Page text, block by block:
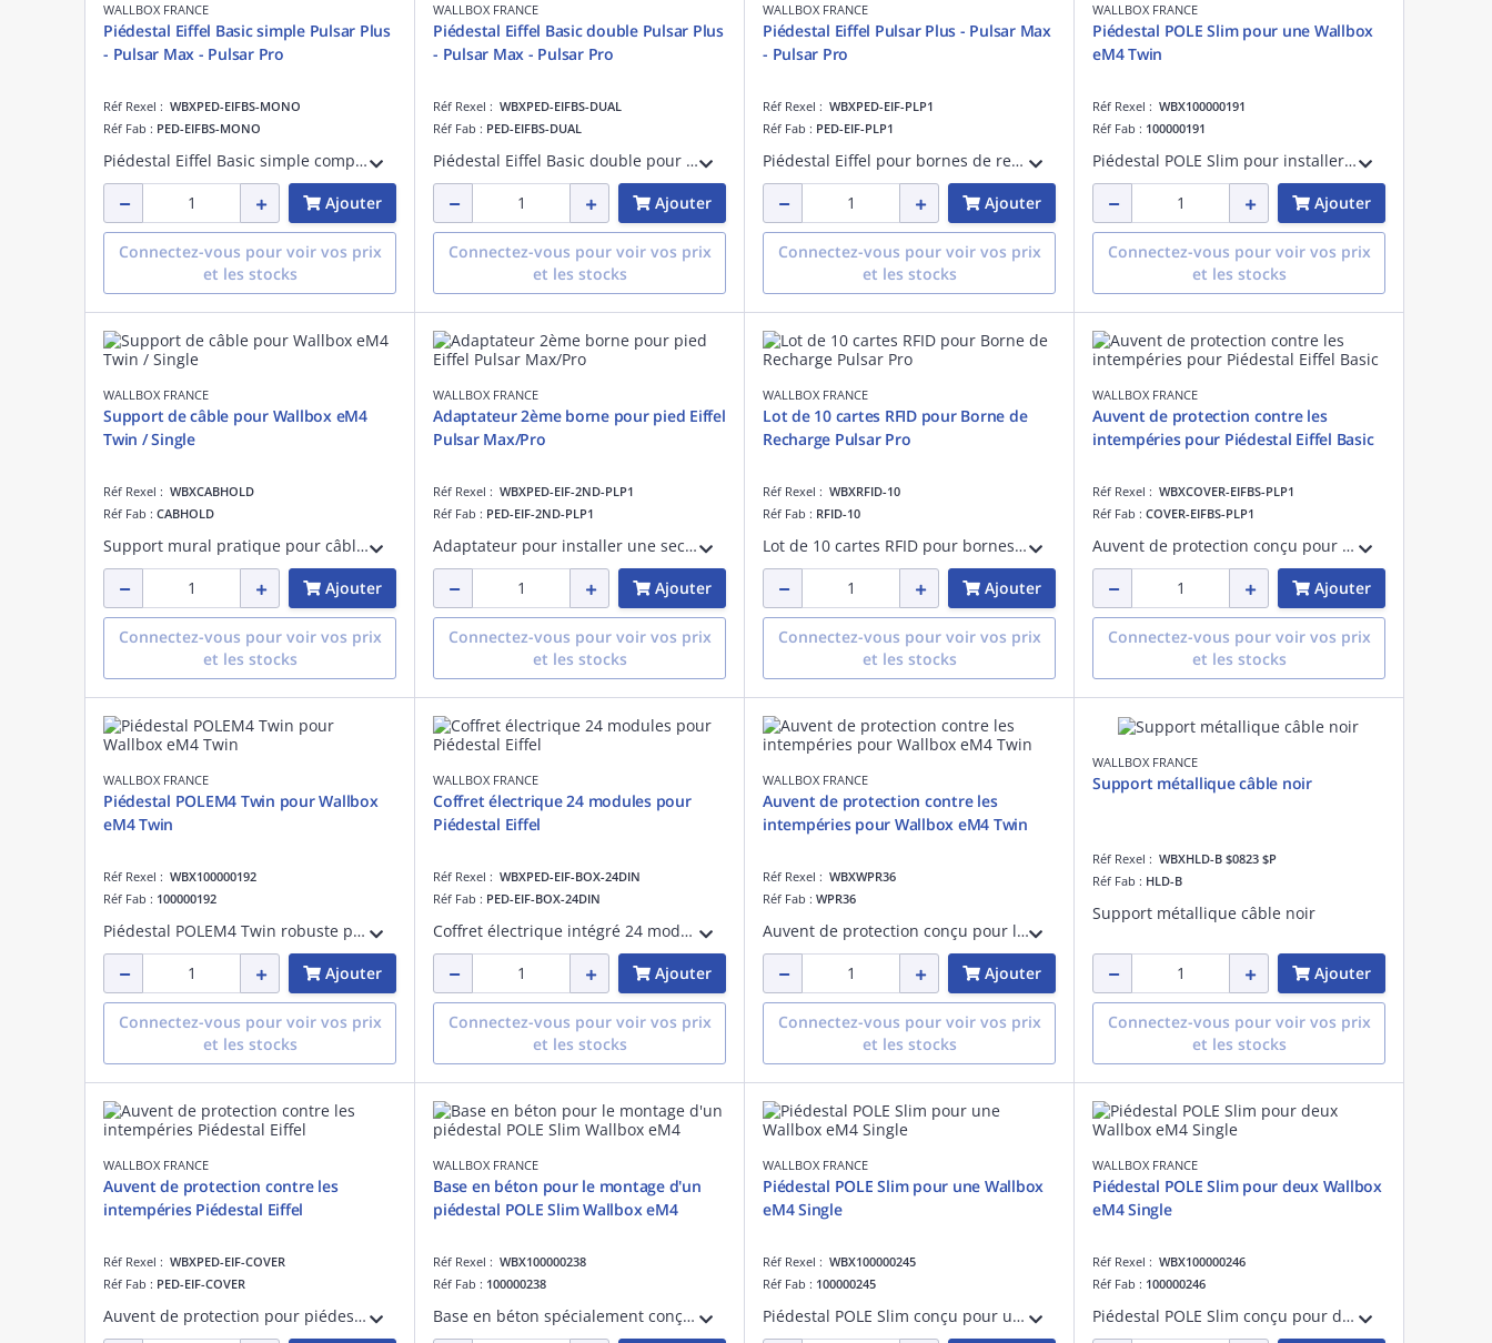
WALLBOX FRANCE
Piédestal Eiffel Basic simple Pulsar Plus
- Pulsar Max - Pulsar Pro
Réf Rexel : WBXPED-EIFBS-MONO
Réf Fab : PED-EIFBS-MONO
Piédestal Eiffel Basic simple compatible Wallbox Pulsar Plus Max et Pro. Conception compacte et robuste, usage intérieur/extérieur. Solution économique et discrète pour une installation sécurisée.
Ajouter
Connectez-vous pour voir vos prix
et les stocks
WALLBOX FRANCE
Piédestal Eiffel Basic double Pulsar Plus
- Pulsar Max - Pulsar Pro
Réf Rexel : WBXPED-EIFBS-DUAL
Réf Fab : PED-EIFBS-DUAL
Piédestal Eiffel Basic double pour bornes de recharge Wallbox Pulsar Plus Max et Pro. Permet d'installer deux points de recharge sur un seul support. Solution robuste, économique et adaptée aux parkings collectifs.
Ajouter
Connectez-vous pour voir vos prix
et les stocks
WALLBOX FRANCE
Piédestal Eiffel Pulsar Plus - Pulsar Max
- Pulsar Pro
Réf Rexel : WBXPED-EIF-PLP1
Réf Fab : PED-EIF-PLP1
Piédestal Eiffel pour bornes de recharge Wallbox Pulsar Plus Max et Pro. Structure robuste en acier galvanisé, usage intérieur/extérieur, IP55/IK10. Option coffret 24 DIN, housse, support câble. Idéal parkings et copropriétés.
Ajouter
Connectez-vous pour voir vos prix
et les stocks
WALLBOX FRANCE
Piédestal POLE Slim pour une Wallbox
eM4 Twin
Réf Rexel : WBX100000191
Réf Fab : 100000191
Piédestal POLE Slim pour installer une borne de recharge Wallbox eM4 Twin. Solution pratique et robuste, permettant de maximiser l'espace disponible et de garantir une installation stable et durable.
Ajouter
Connectez-vous pour voir vos prix
et les stocks
WALLBOX FRANCE
Support de câble pour Wallbox eM4
Twin / Single
Réf Rexel : WBXCABHOLD
Réf Fab : CABHOLD
Support mural pratique pour câble de recharge pour bornes Wallbox eM4. Permet un rangement propre et sécurisé, préserve la durée de vie du connecteur et améliore le confort d'utilisation au quotidien.
Ajouter
Connectez-vous pour voir vos prix
et les stocks
WALLBOX FRANCE
Adaptateur 2ème borne pour pied Eiffel
Pulsar Max/Pro
Réf Rexel : WBXPED-EIF-2ND-PLP1
Réf Fab : PED-EIF-2ND-PLP1
Adaptateur pour installer une seconde borne de recharge Wallbox Pulsar Plus, Max ou Pro sur un piédestal Eiffel. Solution évolutive et économique pour augmenter la capacité de recharge sans ajouter de structure.
Ajouter
Connectez-vous pour voir vos prix
et les stocks
WALLBOX FRANCE
Lot de 10 cartes RFID pour Borne de
Recharge Pulsar Pro
Réf Rexel : WBXRFID-10
Réf Fab : RFID-10
Lot de 10 cartes RFID pour bornes de recharge Wallbox Pulsar Pro. Permettent de sécuriser et contrôler l'accès, faciliter la gestion multi-utilisateurs et assurer une recharge simple et fiable en entreprise ou copropriété.
Ajouter
Connectez-vous pour voir vos prix
et les stocks
WALLBOX FRANCE
Auvent de protection contre les
intempéries pour Piédestal Eiffel Basic
Réf Rexel : WBXCOVER-EIFBS-PLP1
Réf Fab : COVER-EIFBS-PLP1
Auvent de protection conçu pour bornes de recharge Wallbox Pulsar Plus Max et Pro sur piédestal Eiffel Basic. Protège efficacement contre les intempéries et prolonge la durée de vie de la borne. Installation simple et esthétique.
Ajouter
Connectez-vous pour voir vos prix
et les stocks
WALLBOX FRANCE
Piédestal POLEM4 Twin pour Wallbox
eM4 Twin
Réf Rexel : WBX100000192
Réf Fab : 100000192
Piédestal POLEM4 Twin robuste pour installer une borne de recharge Wallbox eM4 Twin en toute sécurité. Structure en acier galvanisé, stabilité optimale et installation simple pour un usage résidentiel ou professionnel.
Ajouter
Connectez-vous pour voir vos prix
et les stocks
WALLBOX FRANCE
Coffret électrique 24 modules pour
Piédestal Eiffel
Réf Rexel : WBXPED-EIF-BOX-24DIN
Réf Fab : PED-EIF-BOX-24DIN
Coffret électrique intégré 24 modules DIN pour piédestal Eiffel. Centralisation des protections électriques, câblage simplifié et installation sécurisée. Solution pratique pour installations Pulsar.
Ajouter
Connectez-vous pour voir vos prix
et les stocks
WALLBOX FRANCE
Auvent de protection contre les
intempéries pour Wallbox eM4 Twin
Réf Rexel : WBXWPR36
Réf Fab : WPR36
Auvent de protection conçu pour les bornes de recharge Wallbox eM4 Twin. Protège efficacement contre la pluie, la neige et le soleil, tout en prolongeant la durée de vie de l'installation avec une finition esthétique.
Ajouter
Connectez-vous pour voir vos prix
et les stocks
WALLBOX FRANCE
Support métallique câble noir
Réf Rexel : WBXHLD-B $0823 $P
Réf Fab : HLD-B
Support métallique câble noir
Ajouter
Connectez-vous pour voir vos prix
et les stocks
WALLBOX FRANCE
Auvent de protection contre les
intempéries Piédestal Eiffel
Réf Rexel : WBXPED-EIF-COVER
Réf Fab : PED-EIF-COVER
Auvent de protection pour piédestal Eiffel. Protège les bornes de recharge Pulsar des intempéries (pluie, neige, soleil) et prolonge leur durée de vie. Installation simple, esthétique et robuste.
WALLBOX FRANCE
Base en béton pour le montage d'un
piédestal POLE Slim Wallbox eM4
Réf Rexel : WBX100000238
Réf Fab : 100000238
Base en béton spécialement conçue pour l'installation d'un piédestal POLE Slim. Assure une stabilité maximale, une grande durabilité et une fixation fiable pour les environnements exigeants.
WALLBOX FRANCE
Piédestal POLE Slim pour une Wallbox
eM4 Single
Réf Rexel : WBX100000245
Réf Fab : 100000245
Piédestal POLE Slim conçu pour une borne de recharge Wallbox eM4 Single. Compact et robuste, idéal pour une intégration discrète dans les parkings résidentiels ou d'entreprise. Installation simple.
WALLBOX FRANCE
Piédestal POLE Slim pour deux Wallbox
eM4 Single
Réf Rexel : WBX100000246
Réf Fab : 100000246
Piédestal POLE Slim conçu pour deux bornes de recharge Wallbox eM4 Single. Compact et robuste, idéal pour une intégration discrète dans les parkings résidentiels ou d'entreprise. Installation simple.